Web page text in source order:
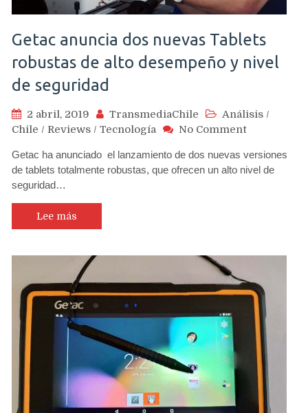
Getac anuncia dos nuevas Tablets
robustas de alto desempeño y nivel
de seguridad
2 abril, 2019 TransmediaChile Análisis /
Chile / Reviews / Tecnología No Commenton
anuncia
dos
desempeño
nivel
de
seguridad
Getac ha anunciado el lanzamiento de dos nuevas versiones
de tablets totalmente robustas, que ofrecen un alto nivel de
seguridad…
Lee más